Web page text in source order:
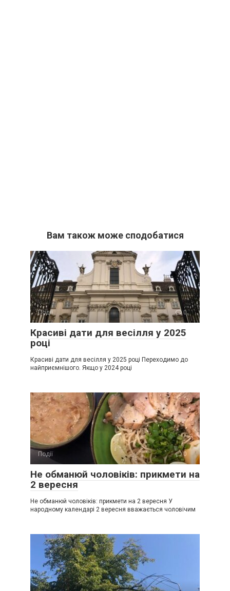
Вам також може сподобатися
Події 0
Красиві дати для весілля у 2025
році
Красиві дати для весілля у 2025 році Переходимо до
найприємнішого. Якщо у 2024 році
Події 0
Не обманюй чоловіків: прикмети на
2 вересня
Не обманюй чоловіків: прикмети на 2 вересня У
народному календарі 2 вересня вважається чоловічим